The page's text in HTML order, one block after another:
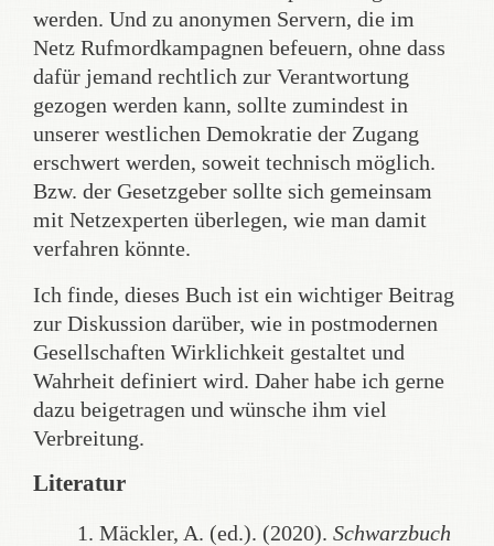
werden. Und zu anonymen Servern, die im
Netz Rufmordkampagnen befeuern, ohne dass
dafür jemand rechtlich zur Verantwortung
gezogen werden kann, sollte zumindest in
unserer westlichen Demokratie der Zugang
erschwert werden, soweit technisch möglich.
Bzw. der Gesetzgeber sollte sich gemeinsam
mit Netzexperten überlegen, wie man damit
verfahren könnte.
Ich finde, dieses Buch ist ein wichtiger Beitrag
zur Diskussion darüber, wie in postmodernen
Gesellschaften Wirklichkeit gestaltet und
Wahrheit definiert wird. Daher habe ich gerne
dazu beigetragen und wünsche ihm viel
Verbreitung.
Literatur
Mäckler, A. (ed.). (2020). Schwarzbuch